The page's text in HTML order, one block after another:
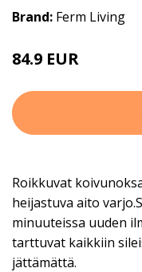
Brand: Ferm Living
84.9 EUR
Roikkuvat
heijastuva aito
minuuteissa uuden
tarttuvat kaikkiin
jättämättä.